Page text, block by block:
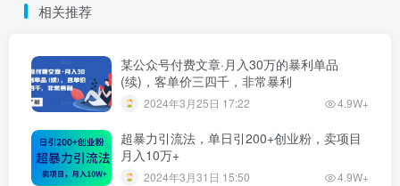
相关推荐
某公众号付费文章·月入30万的暴利单品
(续)，客单价三四千，非常暴利
2024年3月25日 17:22 4.9W+
超暴力引流法，单日引200+创业粉，卖项目
月入10万+
2024年3月31日 15:50 4.9W+